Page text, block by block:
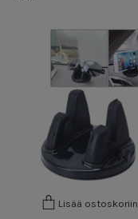
Lisää ostoskoriin